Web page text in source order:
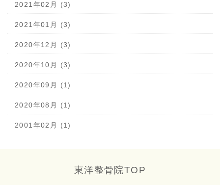
2021年02月 (3)
2021年01月 (3)
2020年12月 (3)
2020年10月 (3)
2020年09月 (1)
2020年08月 (1)
2001年02月 (1)
東洋整骨院TOP